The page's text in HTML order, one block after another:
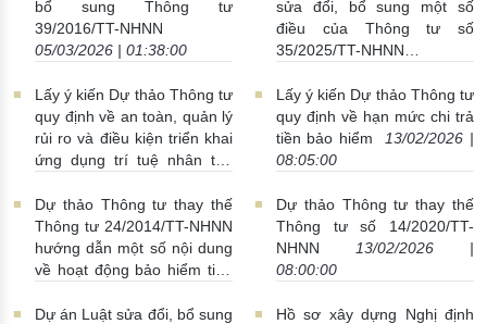
10/03/2026 | 09:28:00 05/03/2026 | 16:00:00
bổ sung Thông tư
39/2016/TT-NHNN
05/03/2026 | 01:38:00
sửa đổi, bổ sung một số
điều của Thông tư số
35/2025/TT-NHNN
Lấy ý kiến Dự thảo Thông tư
quy định về an toàn, quản lý
rủi ro và điều kiện triển khai
ứng dụng trí tuệ nhân tạo
13/02/2026 | 15:00:00
Lấy ý kiến Dự thảo Thông tư
quy định về hạn mức chi trả
tiền bảo hiểm
13/02/2026 |
08:05:00
Dự thảo Thông tư thay thế
Thông tư 24/2014/TT-NHNN
hướng dẫn một số nội dung
về hoạt động bảo hiểm tiền
Dự thảo Thông tư thay thế
Thông tư số 14/2020/TT-
NHNN
13/02/2026 |
08:00:00
Dự án Luật sửa đổi, bổ sung
Hồ sơ xây dựng Nghị định